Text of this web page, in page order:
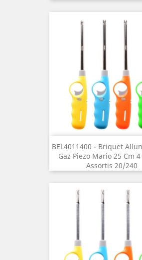
BEL4011400 - Briquet
Gaz Piezo Mario 25 Cm
Assortis 20/240